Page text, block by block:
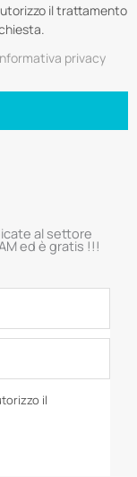
il trattamento
privacy
al settore
ed è gratis !!!
il